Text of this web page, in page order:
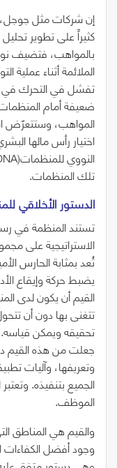
إن شركات مثل جوجل،
كثيراً على تطوير
بالمواهب، فتضيف
الملائمة أثناء عملية
تفشل في التحرك في
ضعيفة أمام
المواهب، وستتعرّض
اختيار رأس مالها
النووي للمنظمات(DNA)
تلك المنظمات.
الدستور‭ ‬الأخلاقي‭ ‬للمنظمة‭:‬
تستند المنظمة في
الاستراتيجية على
تُعد بمثابة الحارس
يضبط حركة وإيقاع
القيم أن يكون لدى
تتغنى بها دون أن
تحقيقه ويمكن قياسه.
جعلت من هذه القيم
وتعريفها، وآليات
الجميع بتنفيذه.
الموظف.
والقيم هي المناطق
وجود أفضل الكفاءات